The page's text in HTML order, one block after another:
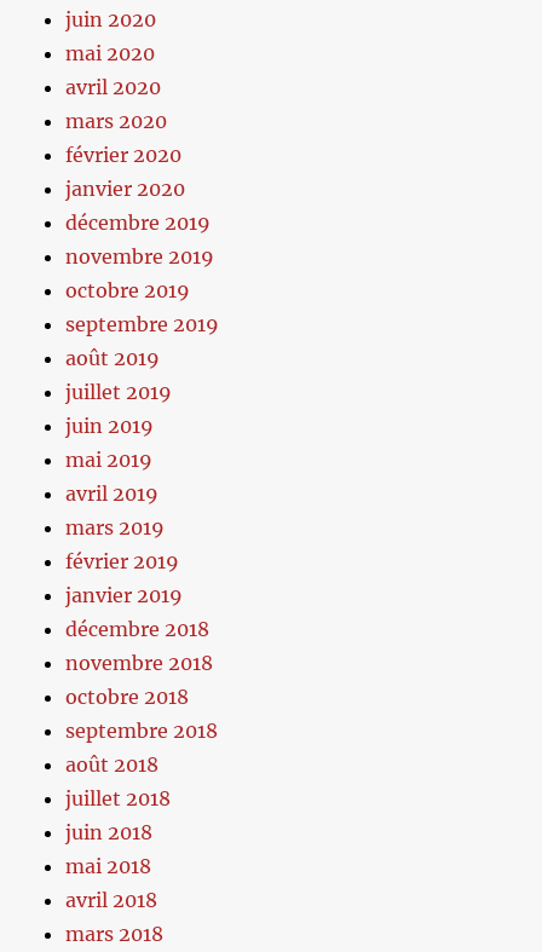
juin 2020
mai 2020
avril 2020
mars 2020
février 2020
janvier 2020
décembre 2019
novembre 2019
octobre 2019
septembre 2019
août 2019
juillet 2019
juin 2019
mai 2019
avril 2019
mars 2019
février 2019
janvier 2019
décembre 2018
novembre 2018
octobre 2018
septembre 2018
août 2018
juillet 2018
juin 2018
mai 2018
avril 2018
mars 2018